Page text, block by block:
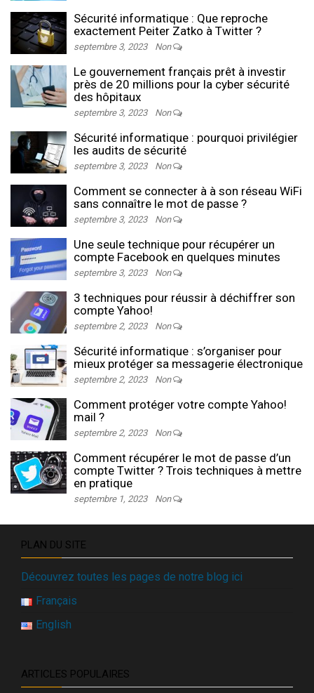
Sécurité informatique : Que reproche
exactement Peiter Zatko à Twitter ?
septembre 3, 2023 Non
Le gouvernement français prêt à investir
près de 20 millions pour la cyber sécurité
des hôpitaux
septembre 3, 2023 Non
Sécurité informatique : pourquoi privilégier
les audits de sécurité
septembre 3, 2023 Non
Comment se connecter à à son réseau WiFi
sans connaître le mot de passe ?
septembre 3, 2023 Non
Une seule technique pour récupérer un
compte Facebook en quelques minutes
septembre 3, 2023 Non
3 techniques pour réussir à déchiffrer son
compte Yahoo!
septembre 2, 2023 Non
Sécurité informatique : s’organiser pour
mieux protéger sa messagerie électronique
septembre 2, 2023 Non
Comment protéger votre compte Yahoo!
mail ?
septembre 2, 2023 Non
Comment récupérer le mot de passe d’un
compte Twitter ? Trois techniques à mettre
en pratique
septembre 1, 2023 Non
PLAN DU SITE
Découvrez toutes les pages de notre blog ici
Français
English
ARTICLES POPULAIRES